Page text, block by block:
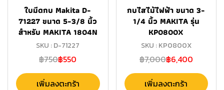
ใบมีดกบ Makita D-
71227 ขนาด 5-3/8 นิ้ว
สำหรับ MAKITA 1804N
SKU : D-71227
฿750฿550
เพิ่มลงตะกร้า
กบไสไม้ไฟฟ้า ขนาด 3-
1/4 นิ้ว MAKITA รุ่น
KP0800X
SKU : KP0800X
฿7,000฿6,400
เพิ่มลงตะกร้า